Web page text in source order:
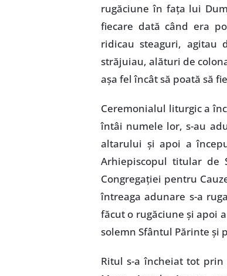
rugăciune în faţa lui
fiecare dată când era
ridicau steaguri, agitau
străjuiau, alături de
aşa fel încât să poată să
Ceremonialul liturgic a
întâi numele lor, s-au
altarului şi apoi a
Arhiepiscopul titular de
Congregaţiei pentru
întreaga adunare s-a
făcut o rugăciune şi apoi
solemn Sfântul Părinte şi
Ritul s-a încheiat tot prin